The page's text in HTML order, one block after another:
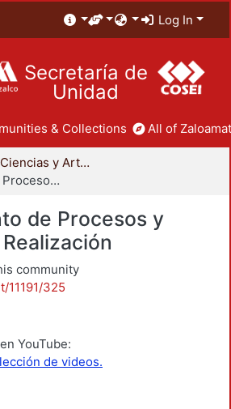
Log In
Secretaría de
Unidad
& Collections All of
División de Ciencias y Artes para el Diseño
Departamento de Procesos y Técnicas de Realización
de Procesos y
community
11191/325
YouTube:
de videos.